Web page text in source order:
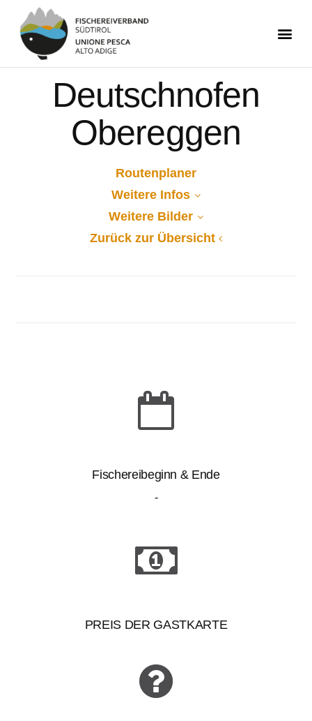
Deutschnofen
Obereggen
Routenplaner
Weitere Infos
Weitere Bilder
Zurück zur Übersicht
Fischereibeginn & Ende
-
PREIS DER GASTKARTE